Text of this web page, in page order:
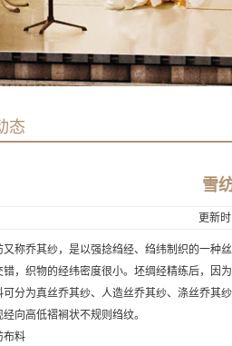
态
雪
更新
乔其纱，是以强捻绉经、绉纬制织的一种丝
错，织物的经纬密度很小。坯绸经精练后，因
可分为真丝乔其纱、人造丝乔其纱、涤丝乔其
向高低褶裥状不规则绉纹。
料